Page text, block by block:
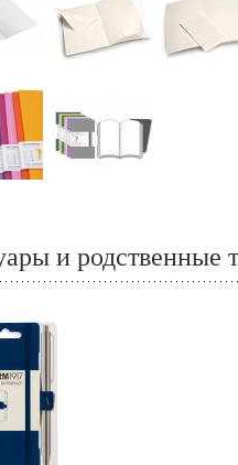
и родственные